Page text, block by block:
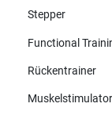
Stepper
Functional
Rückentrainer
Muskelstimulator